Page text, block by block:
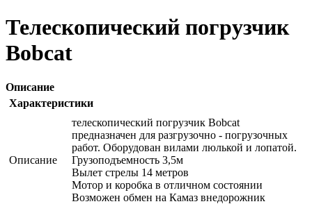
Телескопический погрузчик
Bobcat
Описание
Характеристики
Описание
телескопический погрузчик Bobcat
предназначен для разгрузочно - погрузочных
работ. Оборудован вилами люлькой и лопатой.
Грузоподъемность 3,5м
Вылет стрелы 14 метров
Мотор и коробка в отличном состоянии
Возможен обмен на Камаз внедорожник